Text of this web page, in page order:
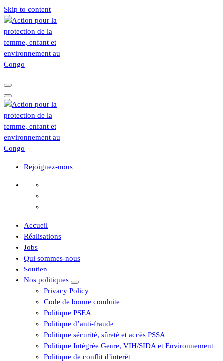
Skip to content
Rejoignez-nous
Accueil
Réalisations
Jobs
Qui sommes-nous
Soutien
Nos politiques
Privacy Policy
Code de bonne conduite
Politique PSEA
Politique d’anti-fraude
Politique sécurité, sûreté et accès PSSA
Politique Intégrée Genre, VIH/SIDA et Environnement
Politique de conflit d’interêt